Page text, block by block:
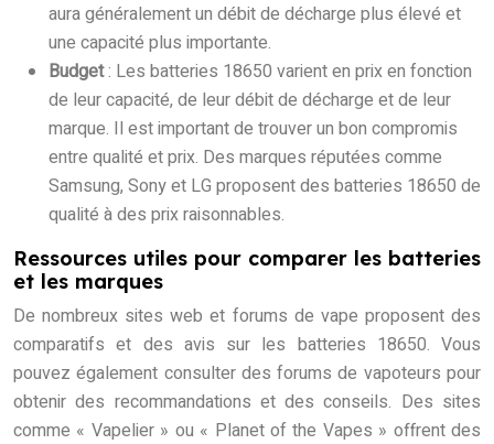
aura généralement un débit de décharge plus élevé et
une capacité plus importante.
Budget: Les batteries 18650 varient en prix en fonction
de leur capacité, de leur débit de décharge et de leur
marque. Il est important de trouver un bon compromis
entre qualité et prix. Des marques réputées comme
Samsung, Sony et LG proposent des batteries 18650 de
qualité à des prix raisonnables.
Ressources utiles pour comparer les batteries
et les marques
De nombreux sites web et forums de vape proposent des
comparatifs et des avis sur les batteries 18650. Vous
pouvez également consulter des forums de vapoteurs pour
obtenir des recommandations et des conseils. Des sites
comme « Vapelier » ou « Planet of the Vapes » offrent des